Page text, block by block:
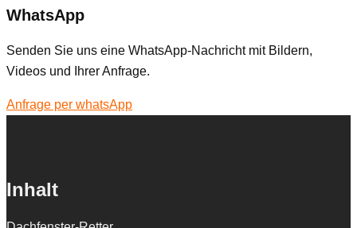
WhatsApp
Senden Sie uns eine WhatsApp-Nachricht mit Bildern,
Videos und Ihrer Anfrage.
Anfrage per whatsApp
Inhalt